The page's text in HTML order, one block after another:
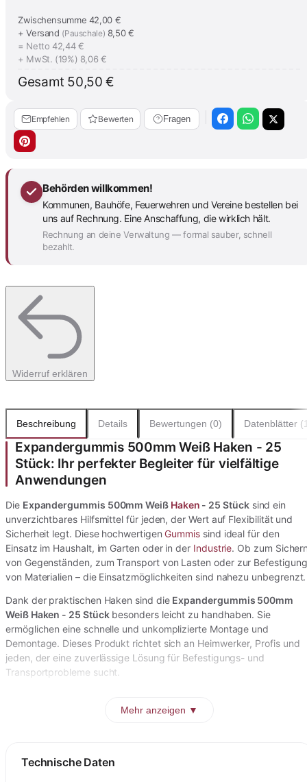
Zwischensumme 42,00 €
+ Versand (Pauschale) 8,50 €
= Netto 42,44 €
+ MwSt. (19%) 8,06 €
Gesamt 50,50 €
Empfehlen Bewerten Fragen
Behörden willkommen!
Kommunen, Bauhöfe, Feuerwehren und Vereine bestellen bei
uns auf Rechnung. Eine Anschaffung, die wirklich hält.
Rechnung an deine Verwaltung — formal sauber, schnell
bezahlt.
Widerruf erklären
Beschreibung Details Bewertungen (0) Datenblätter
Expandergummis 500mm Weiß Haken - 25
Stück: Ihr perfekter Begleiter für vielfältige
Anwendungen
Die Expandergummis 500mm Weiß Haken - 25 Stücksind ein
unverzichtbares Hilfsmittel für jeden, der Wert auf Flexibilität und
Sicherheit legt. Diese hochwertigen Gummis sind ideal für den
Einsatz im Haushalt, im Garten oder in der Industrie. Ob zum
von Gegenständen, zum Transport von Lasten oder zur Befestigung
von Materialien – die Einsatzmöglichkeiten sind nahezu unbegrenzt.
Dank der praktischen Haken sind die Expandergummis 500mm
Weiß Haken - 25 Stückbesonders leicht zu handhaben. Sie
ermöglichen eine schnelle und unkomplizierte Montage und
Demontage. Dieses Produkt richtet sich an Heimwerker, Profis und
jeden, der eine zuverlässige Lösung für Befestigungs- und
Transportprobleme sucht.
Mehr anzeigen ▼
Technische Daten